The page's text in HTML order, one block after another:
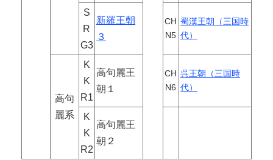
S
R
G3
新羅王朝
３
CH
N5
蜀漢王朝（三国時
代）
高句
麗系
K
K
R1
高句麗王
朝１
CH
N6
呉王朝（三国時
代）
K
K
R2
高句麗王
朝２